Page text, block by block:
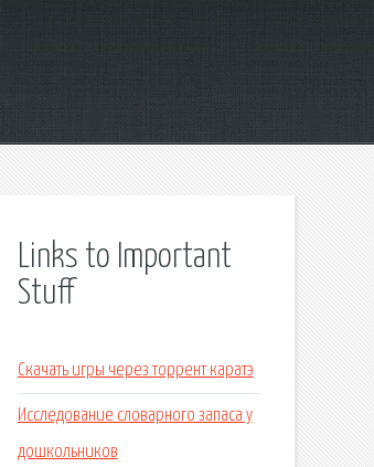
Links to Important
Stuff
Скачать игры через торрент каратэ
Исследование словарного запаса у
дошкольников